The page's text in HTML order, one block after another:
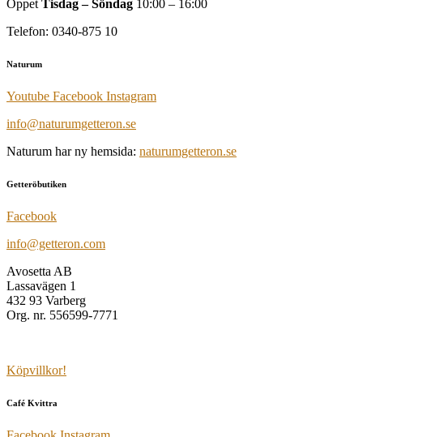
ÖppetTisdag – Söndag 10:00 – 16:00
Telefon: 0340-875 10
Naturum
Youtube Facebook Instagram
info@naturumgetteron.se
Naturum har ny hemsida: naturumgetteron.se
Getteröbutiken
Facebook
info@getteron.com
Avosetta AB
Lassavägen 1
432 93 Varberg
Org. nr. 556599-7771
Köpvillkor!
Café Kvittra